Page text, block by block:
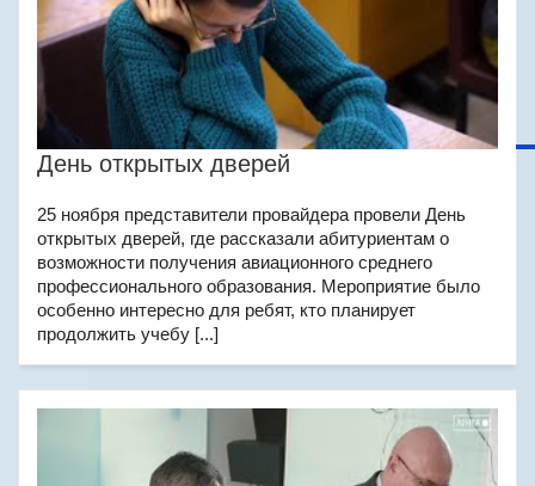
День открытых дверей
25 ноября представители провайдера провели День
открытых дверей, где рассказали абитуриентам о
возможности получения авиационного среднего
профессионального образования. Мероприятие было
особенно интересно для ребят, кто планирует
продолжить учебу [...]